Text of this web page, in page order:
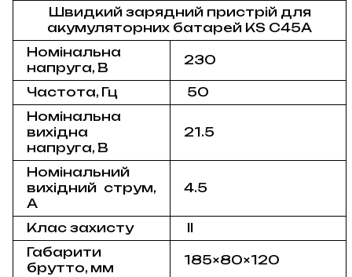
Швидкий зарядний пристрій для
акумуляторних батарей KS C45A
Номінальна
напруга, В
230
Частота, Гц
50
Номінальна
вихідна
напруга, В
21.5
Номінальний
вихідний струм,
А
4.5
Клас захисту
ІІ
Габарити
брутто, мм
185×80×120